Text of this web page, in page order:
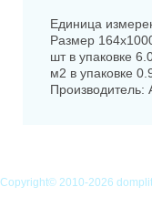
Единица
Размер
шт в упаковке
м2 в упаковке
Производитель:
Copyright© 2010-2026